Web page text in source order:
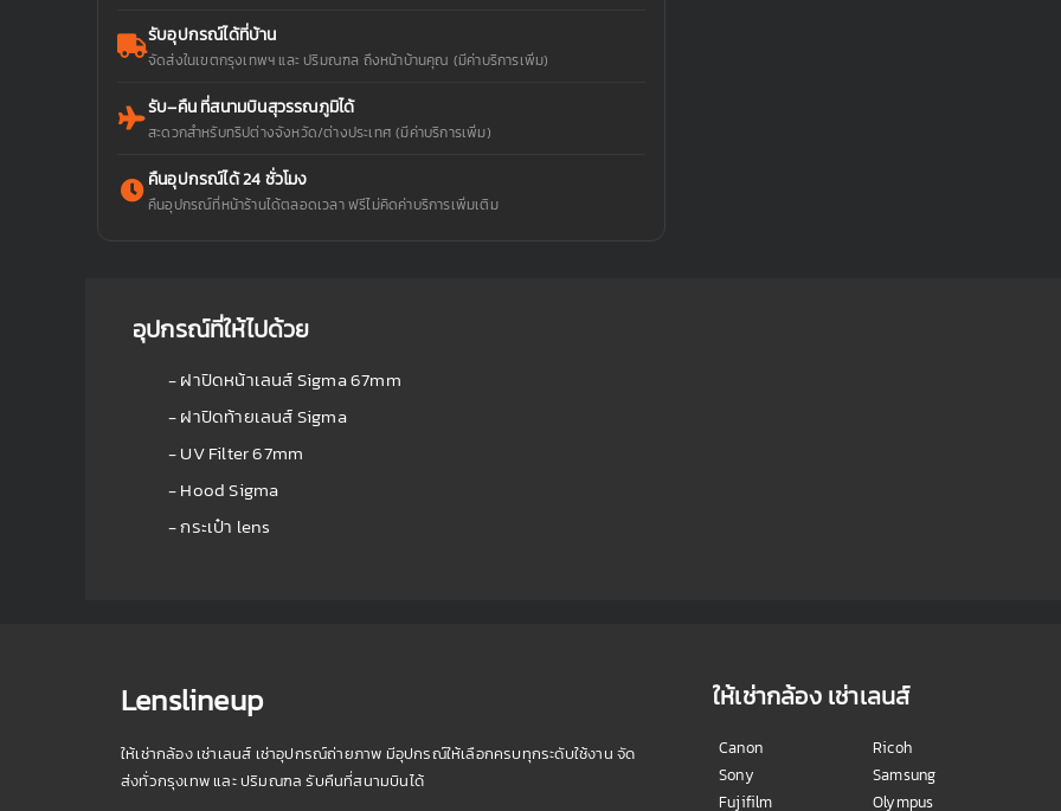
รับอุปกรณ์ได้ที่บ้าน
จัดส่งในเขตกรุงเทพฯ และ ปริมณฑล ถึงหน้าบ้านคุณ (มีค่าบริการเพิ่ม)
รับ–คืน ที่สนามบินสุวรรณภูมิได้
สะดวกสำหรับทริปต่างจังหวัด/ต่างประเทศ (มีค่าบริการเพิ่ม)
คืนอุปกรณ์ได้ 24 ชั่วโมง
คืนอุปกรณ์ที่หน้าร้านได้ตลอดเวลา ฟรีไม่คิดค่าบริการเพิ่มเติม
อุปกรณ์ที่ให้ไปด้วย
- ฝาปิดหน้าเลนส์ Sigma 67mm
- ฝาปิดท้ายเลนส์ Sigma
- UV Filter 67mm
- Hood Sigma
- กระเป๋า lens
Lenslineup
ให้เช่ากล้อง เช่าเลนส์ เช่าอุปกรณ์ถ่ายภาพ มีอุปกรณ์ให้เลือกครบทุกระดับใช้งาน จัด
ส่งทั่วกรุงเทพ และ ปริมณฑล รับคืนที่สนามบินได้
ให้เช่ากล้อง เช่าเลนส์
Canon
Sony
Fujifilm
Ricoh
Samsung
Olympus